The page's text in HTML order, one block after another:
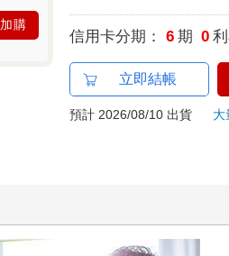
加購
信用卡分期： 6 期 0
立即結帳
預計 2026/08/10 出貨 大